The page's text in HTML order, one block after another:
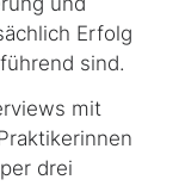
Erfolg
sind.
mit
drei